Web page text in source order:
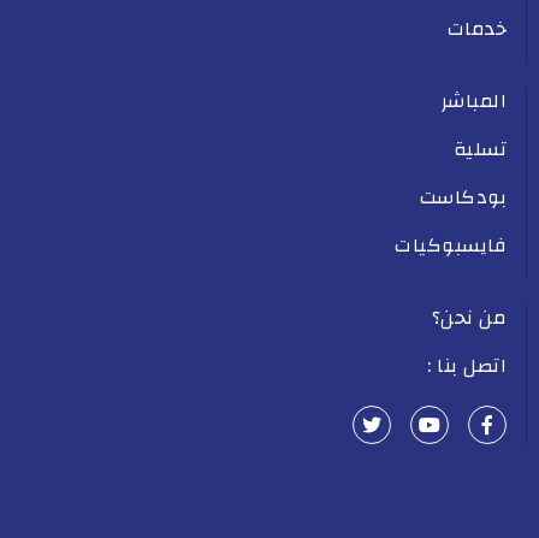
خدمات
المباشر
تسلية
بودكاست
فايسبوكيات
من نحن؟
اتصل بنا :